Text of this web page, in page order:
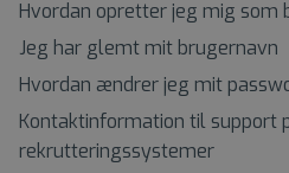
Hvordan opretter jeg mig som
Jeg har glemt mit brugernavn
Hvordan ændrer jeg mit
Kontaktinformation til support
rekrutteringssystemer